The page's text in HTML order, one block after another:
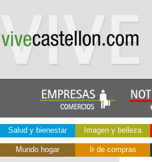
Salud y bienestar Imagen y belleza
Mundo hogar Ir de compras